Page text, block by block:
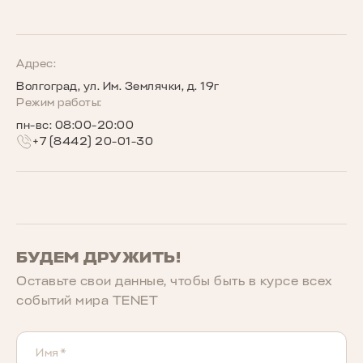
Программы страхования
Запись на сервис
Сообщество владельцев TENET
Беговое сообщество TENET
БУДЕМ ДРУЖИТЬ!
Оставьте свои данные, чтобы быть в курcе всех
событий мира TENET
Имя*
Адрес:
Волгоград, ул. Им. Землячки, д. 19г
Режим работы:
пн-вс: 08:00-20:00
+7 (8442) 20-01-30